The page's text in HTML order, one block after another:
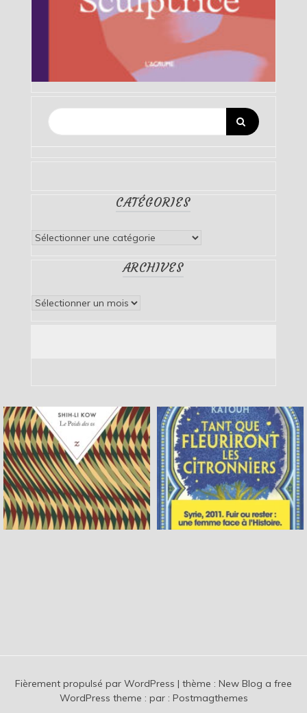
CATÉGORIES
Catégories
ARCHIVES
Archives
Fièrement propulsé par WordPress | thème : New Blog a free
WordPress theme : par : Postmagthemes